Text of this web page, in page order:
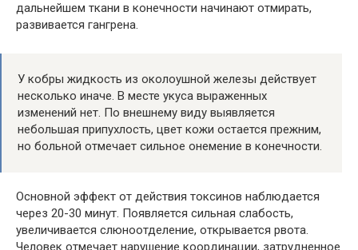
дальнейшем ткани в конечности начинают отмирать,
развивается гангрена.
У кобры жидкость из околоушной железы действует
несколько иначе. В месте укуса выраженных
изменений нет. По внешнему виду выявляется
небольшая припухлость, цвет кожи остается прежним,
но больной отмечает сильное онемение в конечности.
Основной эффект от действия токсинов наблюдается
через 20-30 минут. Появляется сильная слабость,
увеличивается слюноотделение, открывается рвота.